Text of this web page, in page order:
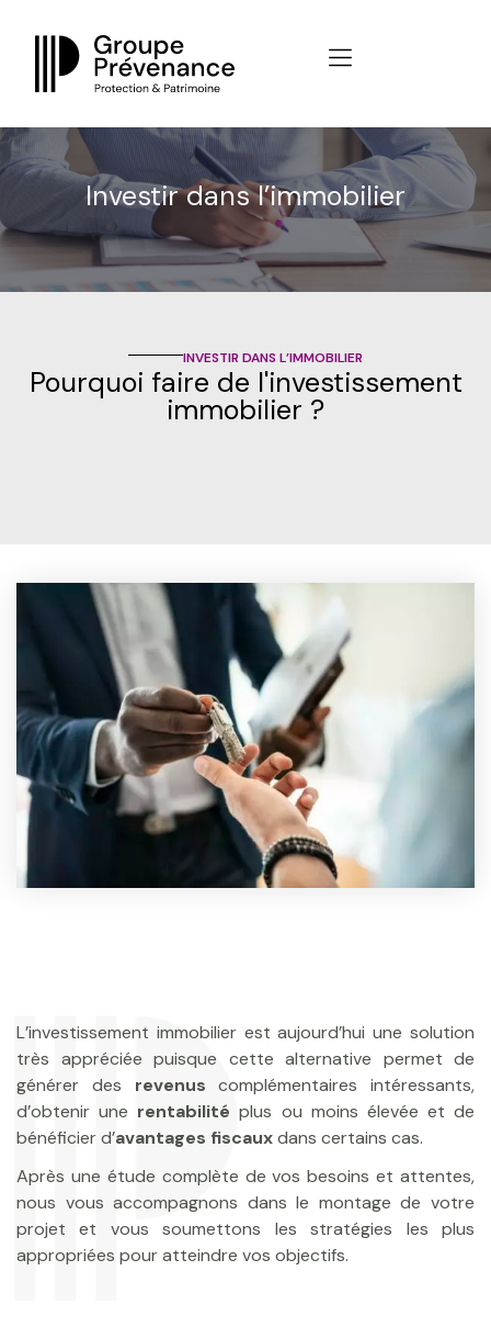
Investir dans l’immobilier
INVESTIR DANS L’IMMOBILIER
Pourquoi faire de l'investissement
immobilier ?
L’investissement immobilier est aujourd’hui une solution
très appréciée puisque cette alternative permet de
générer des revenus complémentaires intéressants,
d’obtenir une rentabilité plus ou moins élevée et de
bénéficier d’avantages fiscauxdans certains cas.
Après une étude complète de vos besoins et attentes,
nous vous accompagnons dans le montage de votre
projet et vous soumettons les stratégies les plus
appropriées pour atteindre vos objectifs.